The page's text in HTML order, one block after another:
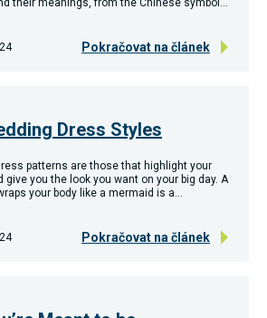
their meanings, from the Chinese symbol…
Pokračovat na článek
Dress Styles
patterns are those that highlight your
give you the look you want on your big day. A
your body like a mermaid is a…
Pokračovat na článek
Reklamní cookies
používáme my
nebo reklamy jak na
našich stránkách,
tak na stránkách
třetích subjektů.
Díky tomu můžeme
zájmech, tak zvané
pseudonymizované